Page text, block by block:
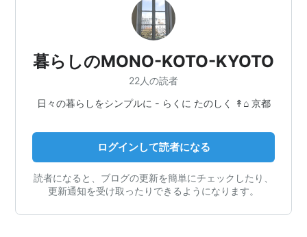
暮らしのMONO-KOTO-KYOTO
22人の読者
日々の暮らしをシンプルに - らくに たのしく ↟⌂ 京都
ログインして読者になる
読者になると、ブログの更新を簡単にチェックしたり、
更新通知を受け取ったりできるようになります。